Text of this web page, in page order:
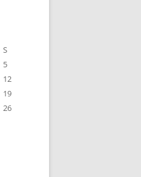
S
5
12
19
26